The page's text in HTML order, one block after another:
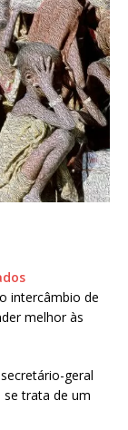
intercâmbio de
melhor às
geral
se trata de um